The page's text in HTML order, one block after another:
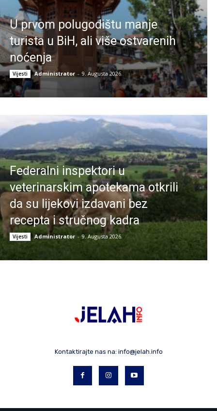
U prvom polugodištu manje
turista u BiH, ali više ostvarenih
noćenja
Vijesti Administrator - 9. Augusta 2026.
Federalni inspektori u
veterinarskim apotekama otkrili
da su lijekovi izdavani bez
recepta i stručnog kadra
Vijesti Administrator - 9. Augusta 2026.
Kontaktirajte nas na: info@jelah.info